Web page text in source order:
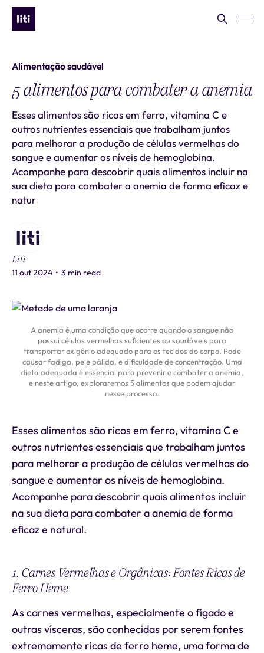
Alimentação saudável
5 alimentos para combater a anemia
Esses alimentos são ricos em ferro, vitamina C e
outros nutrientes essenciais que trabalham juntos
para melhorar a produção de células vermelhas do
sangue e aumentar os níveis de hemoglobina.
Acompanhe para descobrir quais alimentos incluir na
sua dieta para combater a anemia de forma eficaz e
natur
Liti
11 out 2024 • 3 min read
A anemia é uma condição que ocorre quando o sangue não
possui células vermelhas suficientes ou saudáveis para
transportar oxigênio adequado para os tecidos do corpo. Pode
causar fadiga, pele pálida, e dificuldade de concentração. Uma
dieta adequada é essencial para prevenir e combater a anemia,
e neste artigo, exploraremos 5 alimentos que podem ajudar
nesse processo.
Esses alimentos são ricos em ferro, vitamina C e
outros nutrientes essenciais que trabalham juntos
para melhorar a produção de células vermelhas do
sangue e aumentar os níveis de hemoglobina.
Acompanhe para descobrir quais alimentos incluir
na sua dieta para combater a anemia de forma
eficaz e natural.
1. Carnes Vermelhas e Orgânicas: Fontes Ricas de
Ferro Heme
As carnes vermelhas, especialmente o fígado e
outras vísceras, são conhecidas por serem fontes
extremamente ricas de ferro heme, uma forma de